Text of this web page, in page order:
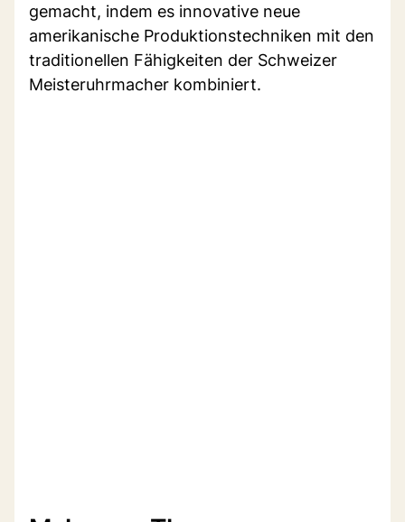
gemacht, indem es innovative neue
amerikanische Produktionstechniken mit den
traditionellen Fähigkeiten der Schweizer
Meisteruhrmacher kombiniert.